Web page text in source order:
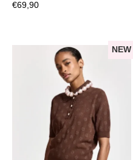
€69,90
NEW